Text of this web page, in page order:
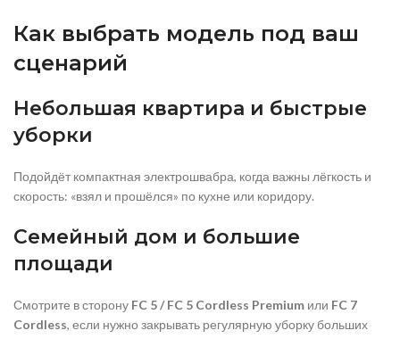
Как выбрать модель под ваш
сценарий
Небольшая квартира и быстрые
уборки
Подойдёт компактная электрошвабра, когда важны лёгкость и
скорость: «взял и прошёлся» по кухне или коридору.
Семейный дом и большие
площади
Смотрите в сторону FC 5 / FC 5 Cordless Premium или FC 7
Cordless, если нужно закрывать регулярную уборку больших